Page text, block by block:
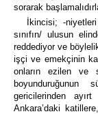
sorarak
İkincisi; -
sınıfın/ ulusun
reddediyor ve
işçi ve emekçinin
onların ezilen ve
boyunduruğunun
gericilerinden
Ankara’daki